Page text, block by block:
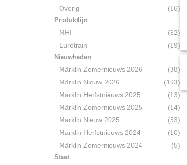
Overig
(16)
Produktlijn
MHI
(62)
Eurotrain
(19)
Nieuwheden
Märklin Zomernieuws 2026
(38)
Märklin Nieuw 2026
(163)
Märklin Herfstnieuws 2025
(13)
Märklin Zomernieuws 2025
(14)
Märklin Nieuw 2025
(53)
Märklin Herfstnieuws 2024
(10)
Märklin Zomernieuws 2024
(5)
Staat